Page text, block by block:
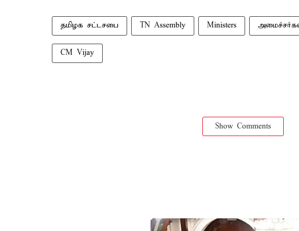
தமிழக சட்டசபை TN Assembly Ministers
CM Vijay
Show Comments